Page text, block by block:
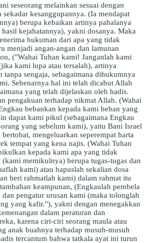
seseorang melainkan sesuai dengan
kesanggupannya. (Ia mendapat
berupa kebaikan artinya pahalanya
kejahatannya), yakni dosanya. Maka
hukuman dari apa yang tidak
menjadi angan-angan dan lamunan
("Wahai Tuhan kami! Janganlah kami
kami lupa atau tersalah), artinya
tanpa sengaja, sebagaimana dihukumnya
Sebenarnya hal ini telah dicabut Allah
yang telah dijelaskan oleh hadis.
pengakuan terhadap nikmat Allah. (Wahai
bebankan kepada kami beban yang
dapat kami pikul (sebagaimana Engkau
yang sebelum kami), yaitu Bani Israel
mengeluarkan seperempat harta
tempat yang kena najis. (Wahai Tuhan
kepada kami apa yang tidak
memikulnya) berupa tugas-tugas dan
kami) atau hapuslah sekalian dosa
beri rahmatlah kami) dalam rahmat itu
keampunan, (Engkaulah pembela
pengatur urusan kami (maka tolonglah
yang kafir."), yakni dengan menegakkan
dalam peraturan dan
karena ciri-ciri seorang maula atau
anak buahnya terhadap musuh-musuh
tercantum bahwa tatkala ayat ini turun